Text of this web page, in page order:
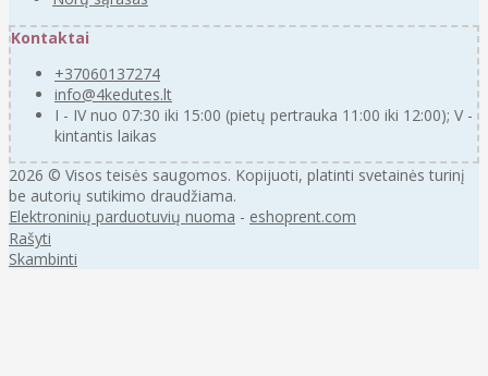
Kontaktai
+37060137274
info@4kedutes.lt
I - IV nuo 07:30 iki 15:00 (pietų pertrauka 11:00 iki 12:00); V -
kintantis laikas
2026 © Visos teisės saugomos. Kopijuoti, platinti svetainės turinį
be autorių sutikimo draudžiama.
Elektroninių parduotuvių nuoma - eshoprent.com
Rašyti
Skambinti